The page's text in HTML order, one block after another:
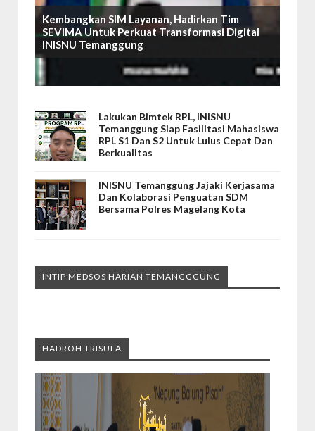
Kembangkan SIM Layanan, Hadirkan Tim
SEVIMA Untuk Perkuat Transformasi Digital
INISNU Temanggung
Lakukan Bimtek RPL, INISNU
Temanggung Siap Fasilitasi Mahasiswa
RPL S1 Dan S2 Untuk Lulus Cepat Dan
Berkualitas
INISNU Temanggung Jajaki Kerjasama
Dan Kolaborasi Penguatan SDM
Bersama Polres Magelang Kota
INTIP MEDSOS HARIAN TEMANGGGUNG
HADROH TRISULA